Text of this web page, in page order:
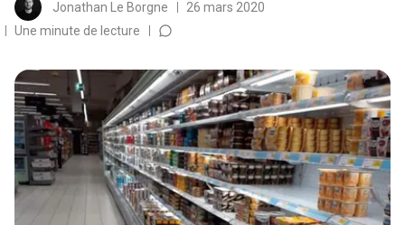
Jonathan Le Borgne
26 mars 2020
Une minute de lecture